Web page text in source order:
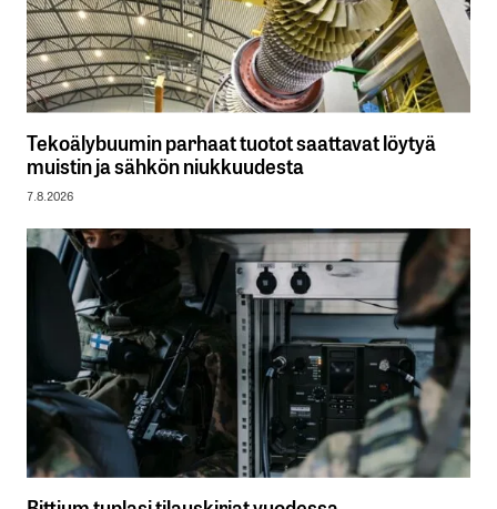
Tekoälybuumin parhaat tuotot saattavat löytyä
muistin ja sähkön niukkuudesta
7.8.2026